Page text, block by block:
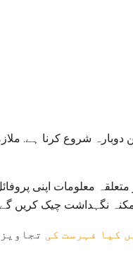
دوبارہ شروع کرنا ہے.
متعلقہ معلومات اپنی
نگہداشت چیک کریں
کیا فہرست کی